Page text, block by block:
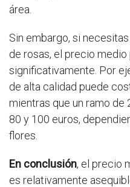
área.
Sin embargo, si
de rosas, el precio medio
significativamente. Por
de alta calidad puede
mientras que un ramo
80 y 100 euros,
flores.
En conclusión, el precio
es relativamente